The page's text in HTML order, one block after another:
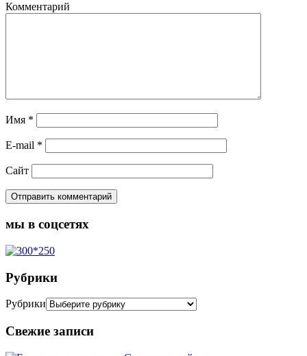
Комментарий
Имя *
E-mail *
Сайт
мы в соцсетях
Рубрики
Рубрики
Свежие записи